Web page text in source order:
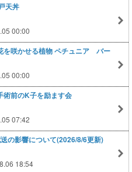
天丼
00:00
を咲かせる植物 ペチュニア バー
00:00
術前のK子を励ます会
07:42
の影響について(2026/8/6更新)
18:54